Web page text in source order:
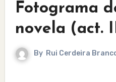
Fotograma
novela (act.
By Rui Cerdeira